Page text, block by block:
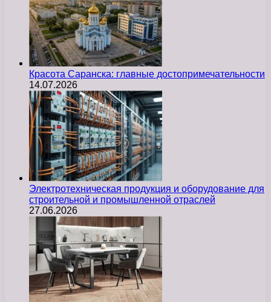
Красота Саранска: главные достопримечательности
14.07.2026
Электротехническая продукция и оборудование для
строительной и промышленной отраслей
27.06.2026